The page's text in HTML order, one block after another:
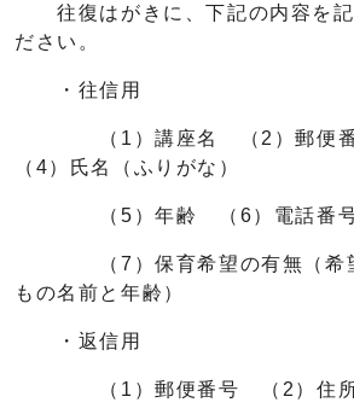
往復はがきに、下記の内容を記
ださい。
・往信用
（1）講座名 （2）郵便番
（4）氏名（ふりがな）
（5）年齢 （6）電話番
（7）保育希望の有無（希望
もの名前と年齢）
・返信用
（1）郵便番号 （2）住所